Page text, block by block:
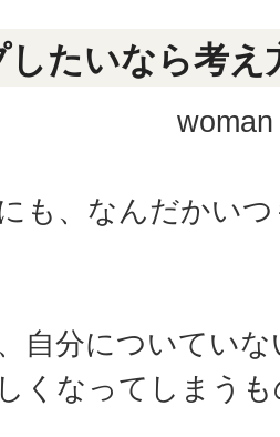
したいなら考え
も、なんだかい
自分についてい
くなってしまう